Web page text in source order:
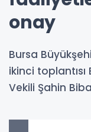
onay
Bursa
ikinci
Vekili Şahin